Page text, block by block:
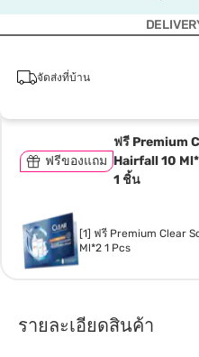
จัดส่งที่บ้าน
ฟรีของแถม
ฟรี Premium
Hairfall 10
1 ชิ้น
[1] ฟรี Premium Clear
Ml*2 1 Pcs
รายละเอียดสินค้า